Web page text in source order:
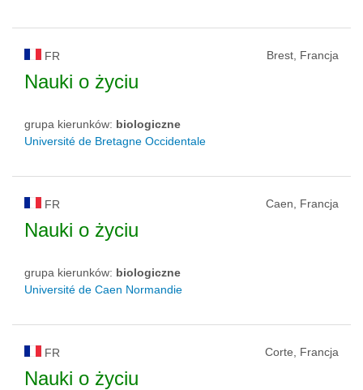
FR Brest, Francja
Nauki o życiu
grupa kierunków: biologiczne
Université de Bretagne Occidentale
FR Caen, Francja
Nauki o życiu
grupa kierunków: biologiczne
Université de Caen Normandie
FR Corte, Francja
Nauki o życiu